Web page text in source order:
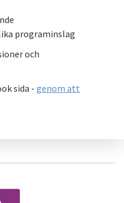
programinslag
och
sida - genom att